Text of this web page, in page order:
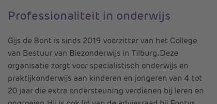
Professionaliteit in onderwijs
Gijs de Bont is sinds 2019 voorzitter van het College
van Bestuur van Biezonderwijs in Tilburg. Deze
organisatie zorgt voor specialistisch onderwijs en
praktijkonderwijs aan kinderen en jongeren van 4 tot
20 jaar die extra ondersteuning verdienen bij leren en